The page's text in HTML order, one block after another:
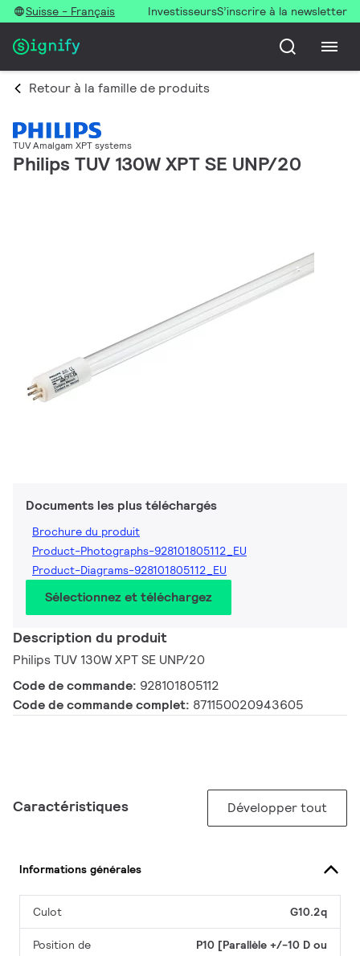
Suisse - Français InvestisseursS’inscrire à la newsletter
Retour à la famille de produits
TUV Amalgam XPT systems
Philips TUV 130W XPT SE UNP/20
Documents les plus téléchargés
Brochure du produit
Product-Photographs-928101805112_EU
Product-Diagrams-928101805112_EU
Sélectionnez et téléchargez
Description du produit
Philips TUV 130W XPT SE UNP/20
Code de commande: 928101805112
Code de commande complet: 871150020943605
Caractéristiques Développer tout
Informations générales
Culot G10.2q
Position de
P10 [Parallèle +/-10 D ou